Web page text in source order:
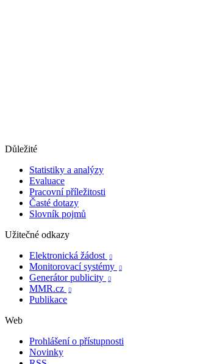
Důležité
Statistiky a analýzy
Evaluace
Pracovní příležitosti
Časté dotazy
Slovník pojmů
Užitečné odkazy
Elektronická žádost

Monitorovací systémy 
Generátor publicity 
MMR.cz 
Publikace
Web
Prohlášení o přístupnosti
Novinky